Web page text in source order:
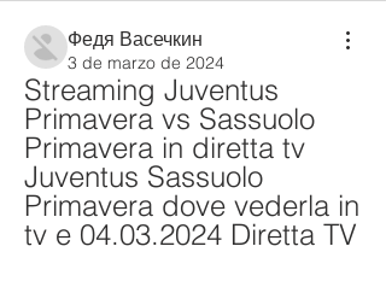
Федя Васечкин
3 de marzo de 2024
Streaming Juventus
Primavera vs Sassuolo
Primavera in diretta tv
Juventus Sassuolo
Primavera dove vederla in
tv e 04.03.2024 Diretta TV